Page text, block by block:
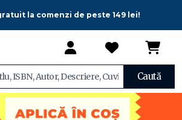
la comenzi de peste 149 lei!
Caută